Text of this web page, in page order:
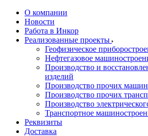
О компании
Новости
Работа в Инкор
Реализованные проекты
Геофизическое
Нефтегазовое
Производство и
изделий
Производство прочих
Производство прочих
Производство
Транспортное
Реквизиты
Доставка